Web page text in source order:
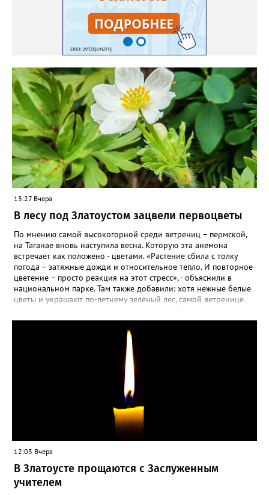
яму гравий и песок – требуется хороший дренаж. В первый год
Екатерина рекомендует цветы убирать, чтобы силы куста
пошли на наращивание корневой системы. А со второго года
пусть лаванда цветёт во всю силу! Фото: Екатерина Бойко,
специально для «Златоуст.инфо». Обсуждение новости здесь
ВКОНТАКТЕ https://vk.com/newszlatoust74
13:27 Вчера
В лесу под Златоустом зацвели первоцветы
По мнению самой высокогорной среди ветрениц – пермской,
на Таганае вновь наступила весна. Которую эта анемона
встречает как положено - цветами. «Растение сбила с толку
погода – затяжные дожди и относительное тепло. И повторное
цветение – просто реакция на этот стресс», - объяснили в
национальном парке. Там также добавили: хотя нежные белые
цветы и украшают по-летнему зелёный лес, самой ветренице
силы перед долгой зимовкой.
12:03 Вчера
В Златоусте прощаются с Заслуженным
учителем